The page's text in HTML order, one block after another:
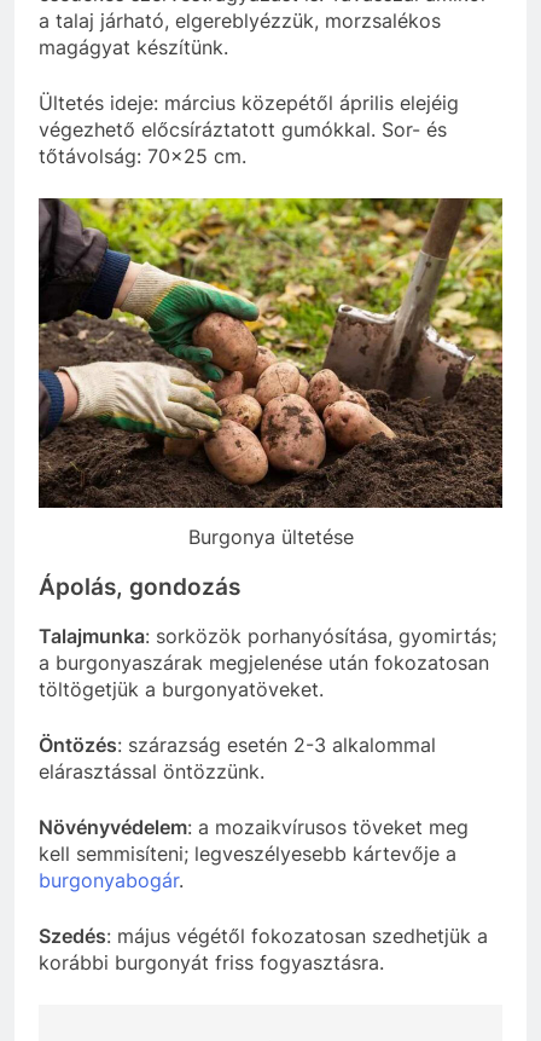
a talaj járható, elgereblyézzük, morzsalékos
magágyat készítünk.
Ültetés ideje: március közepétől április elejéig
végezhető előcsíráztatott gumókkal. Sor- és
tőtávolság: 70×25 cm.
Burgonya ültetése
Ápolás, gondozás
Talajmunka: sorközök porhanyósítása, gyomirtás;
a burgonyaszárak megjelenése után fokozatosan
töltögetjük a burgonyatöveket.
Öntözés: szárazság esetén 2-3 alkalommal
elárasztással öntözzünk.
Növényvédelem: a mozaikvírusos töveket meg
kell semmisíteni; legveszélyesebb kártevője a
burgonyabogár.
Szedés: május végétől fokozatosan szedhetjük a
korábbi burgonyát friss fogyasztásra.